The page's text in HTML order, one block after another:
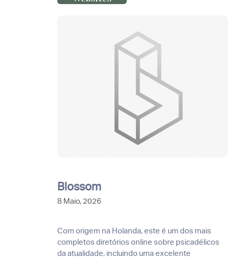
Blossom
8 Maio, 2026
Com origem na Holanda, este é um dos mais
completos diretórios online sobre psicadélicos
da atualidade, incluindo uma excelente